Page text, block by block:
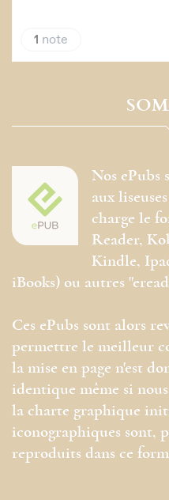
Nos ePubs
aux
charge le
Reader,
Kindle,
iBooks) ou autres
Ces ePubs sont alors
permettre le meilleur
la mise en page n'est
identique même si
la charte graphique
iconographiques sont,
reproduits dans ce